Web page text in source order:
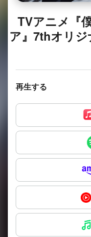
TVアニメ『
ア』7thオリ
再生する